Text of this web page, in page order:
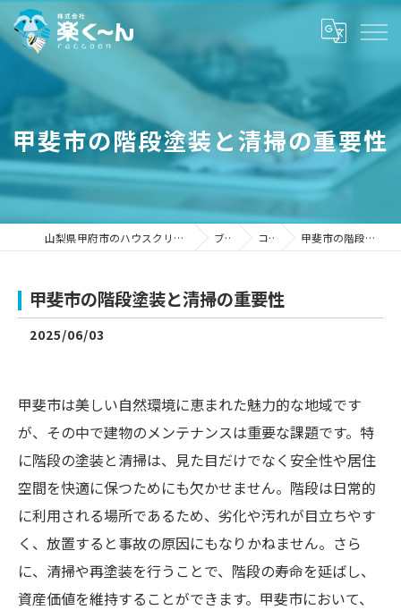
甲斐市の階段塗装と清掃の重要性
山梨県甲府市のハウスクリーニングなら株式会社楽く～ん ブログ コラム 甲斐市の階段塗装と清掃の重要性
甲斐市の階段塗装と清掃の重要性
2025/06/03
甲斐市は美しい自然環境に恵まれた魅力的な地域です
が、その中で建物のメンテナンスは重要な課題です。特
に階段の塗装と清掃は、見た目だけでなく安全性や居住
空間を快適に保つためにも欠かせません。階段は日常的
に利用される場所であるため、劣化や汚れが目立ちやす
く、放置すると事故の原因にもなりかねません。さら
に、清掃や再塗装を行うことで、階段の寿命を延ばし、
資産価値を維持することができます。甲斐市において、